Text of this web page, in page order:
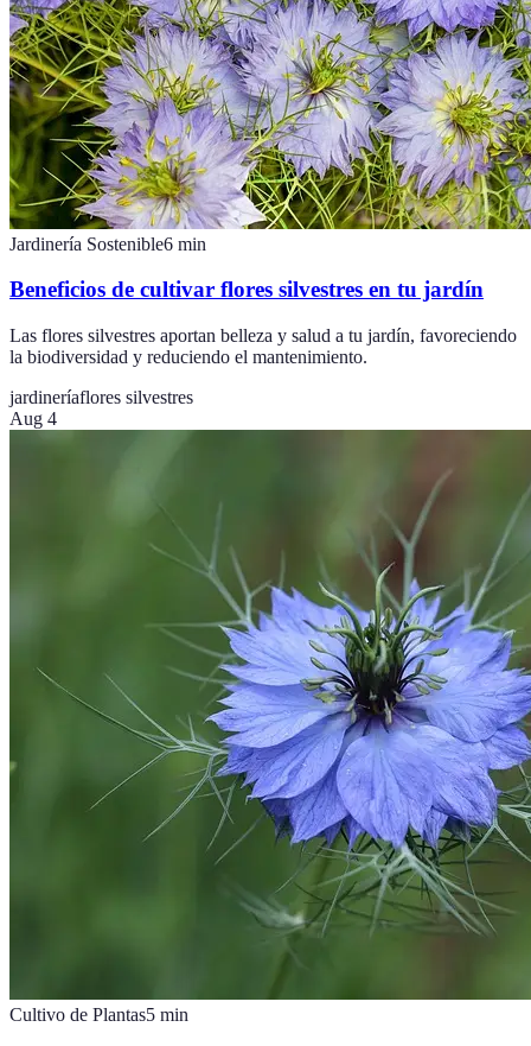
Jardinería Sostenible6 min
Beneficios de cultivar flores silvestres en tu jardín
Las flores silvestres aportan belleza y salud a tu jardín, favoreciendo
la biodiversidad y reduciendo el mantenimiento.
jardineríaflores silvestres
Aug 4
Cultivo de Plantas5 min